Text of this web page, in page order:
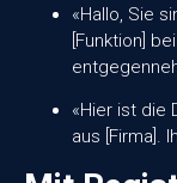
«Hallo, Sie
[Funktion]
«Hier ist die
aus [Firma].